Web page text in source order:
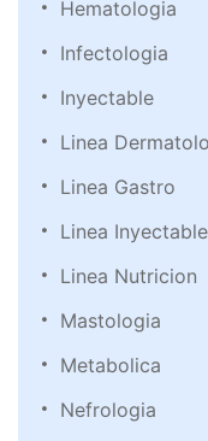
Hematologia
Infectologia
Inyectable
Linea
Linea Gastro
Linea Inyectable
Linea Nutricion
Mastologia
Metabolica
Nefrologia